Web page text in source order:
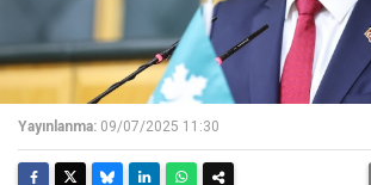
Yayınlanma: 09/07/2025 11:30